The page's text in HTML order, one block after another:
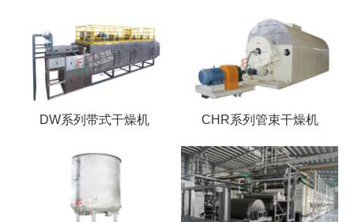
DW系列带式干燥机 CHR系列管束干燥机